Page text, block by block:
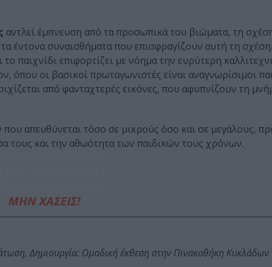
αντλεί έμπνευση από τα προσωπικά του βιώματα, τη
τα έντονα συναισθήματα που επισφραγίζουν αυτή τη
παιχνίδι επιφορτίζει με νόημα την ευρύτερη
όπου οι βασικοί πρωταγωνιστές είναι αναγνωρίσιμοι
από φανταχτερές εικόνες, που αφυπνίζουν τη
απευθύνεται τόσο σε μικρούς όσο και σε μεγάλους,
τους και την αθωότητα των παιδικών τους χρόνων.
ΜΗΝ ΧΑΣΕΙΣ!
Δημιουργία: Ομαδική έκθεση στην Πινακοθήκη Κυκλάδων